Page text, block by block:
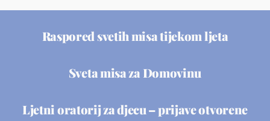
Raspored svetih misa tijekom ljeta
Sveta misa za Domovinu
Ljetni oratorij za djecu – prijave otvorene